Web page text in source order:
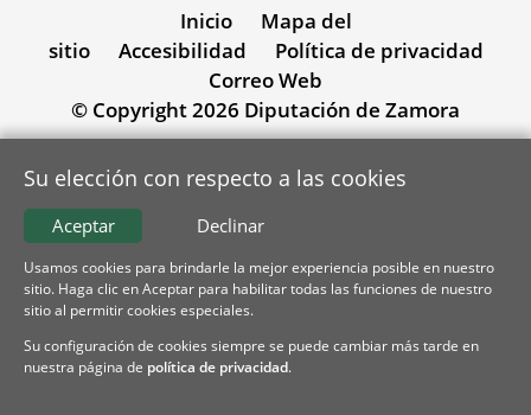
Inicio
Mapa del
sitio
Accesibilidad
Política de privacidad
Correo Web
© Copyright 2026 Diputación de Zamora
Su elección con respecto a las cookies
Declinar
Aceptar
Usamos cookies para brindarle la mejor experiencia posible en nuestro
sitio. Haga clic en Aceptar para habilitar todas las funciones de nuestro
sitio al permitir cookies especiales.
Su configuración de cookies siempre se puede cambiar más tarde en
nuestra página de política de privacidad.